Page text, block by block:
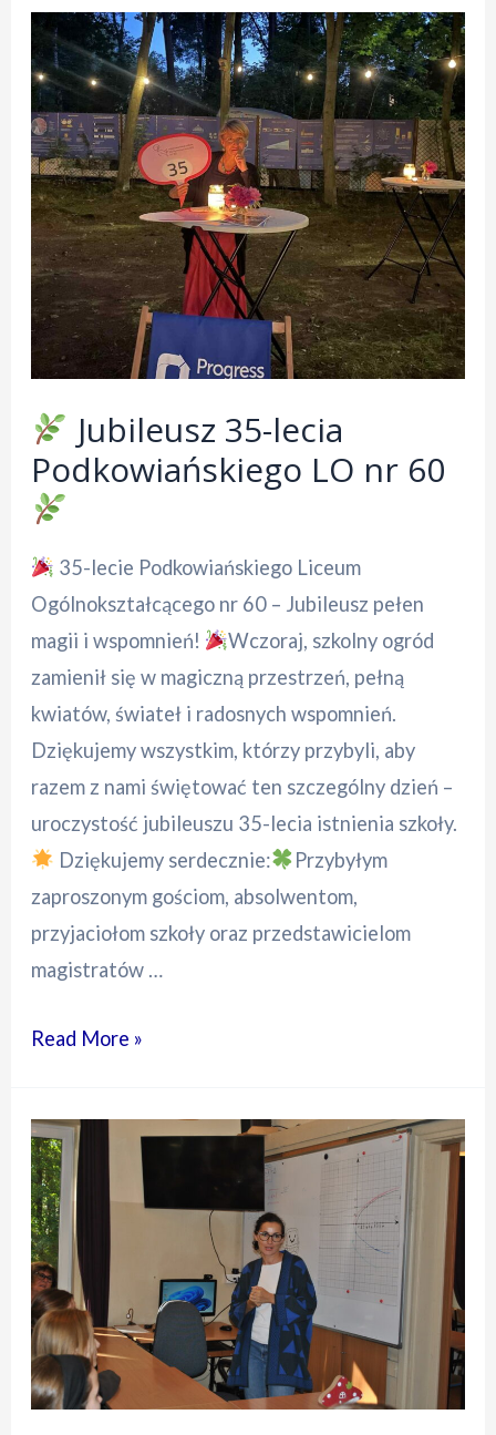
Jubileusz 35-lecia
Podkowiańskiego LO nr 60
35-lecie Podkowiańskiego Liceum
Ogólnokształcącego nr 60 – Jubileusz pełen
magii i wspomnień!
Wczoraj, szkolny ogród
zamienił się w magiczną przestrzeń, pełną
kwiatów, świateł i radosnych wspomnień.
Dziękujemy wszystkim, którzy przybyli, aby
razem z nami świętować ten szczególny dzień –
uroczystość jubileuszu 35-lecia istnienia szkoły.
Dziękujemy serdecznie:
Przybyłym
zaproszonym gościom, absolwentom,
przyjaciołom szkoły oraz przedstawicielom
magistratów …
lecia
Podkowiańskiego
LO
nr
60
Read More »